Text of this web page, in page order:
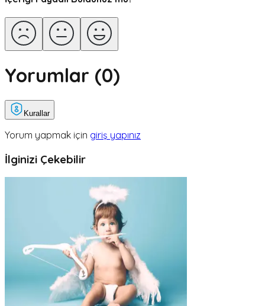
Yorumlar (0)
Kurallar
Yorum yapmak için giriş yapınız
İlginizi Çekebilir